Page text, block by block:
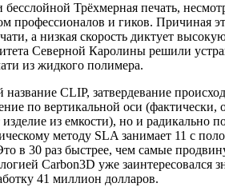
бесслойной Трёхмерная печать,
профессионалов и гиков. Причиная
а низкая скорость диктует
Северной Каролины решили
из жидкого полимера.
CLIP, затвердевание
по вертикальной оси (фактически,
из емкости), но и радикально
методу SLA занимает 11 с
в 30 раз быстрее, чем самые
Carbon3D уже заинтересовался
41 миллион долларов.